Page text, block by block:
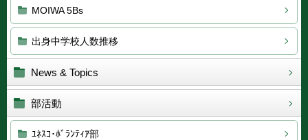
MOIWA 5Bs
出身中学校人数推移
News & Topics
部活動
ﾕﾈｽｺ･ﾎﾞﾗﾝﾃｨｱ部